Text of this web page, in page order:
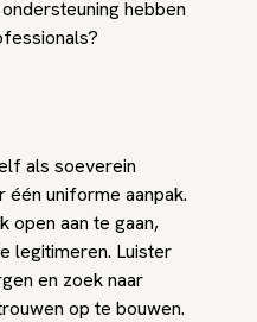
hebben
als soeverein
uniforme aanpak.
open aan te gaan,
legitimeren. Luister
en zoek naar
op te bouwen.